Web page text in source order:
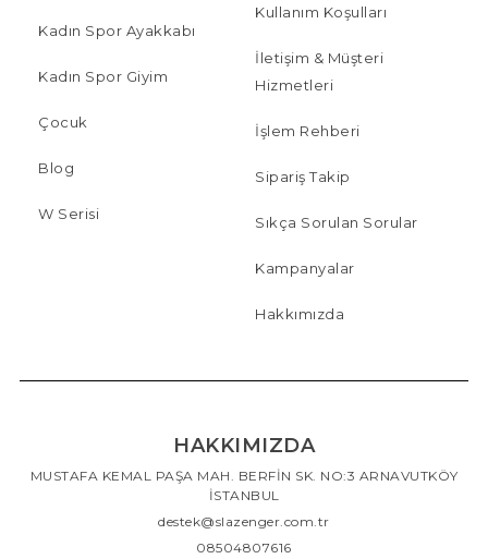
Kadın Spor Ayakkabı
Kadın Spor Giyim
Çocuk
Blog
W Serisi
Kullanım Koşulları
İletişim & Müşteri
Hizmetleri
İşlem Rehberi
Sipariş Takip
Sıkça Sorulan Sorular
Kampanyalar
Hakkımızda
HAKKIMIZDA
MUSTAFA KEMAL PAŞA MAH. BERFİN SK. NO:3 ARNAVUTKÖY
İSTANBUL
destek@slazenger.com.tr
08504807616